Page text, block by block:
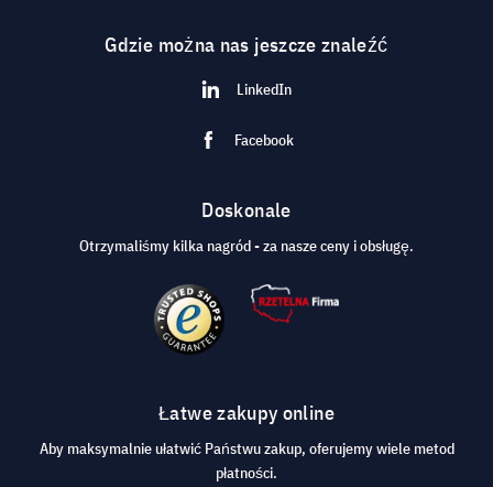
Gdzie można nas jeszcze znaleźć
LinkedIn
Facebook
Doskonale
Otrzymaliśmy kilka nagród - za nasze ceny i obsługę.
Łatwe zakupy online
Aby maksymalnie ułatwić Państwu zakup, oferujemy wiele metod
płatności.